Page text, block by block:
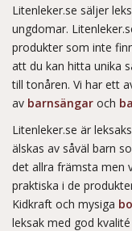
Litenleker.se säljer
ungdomar.
produkter som inte
att du kan hitta unika
till tonåren. Vi har ett
av barnsängar och
Litenleker.se är
älskas av såväl barn
det allra främsta men
praktiska i de
Kidkraft och mysiga
leksak med god